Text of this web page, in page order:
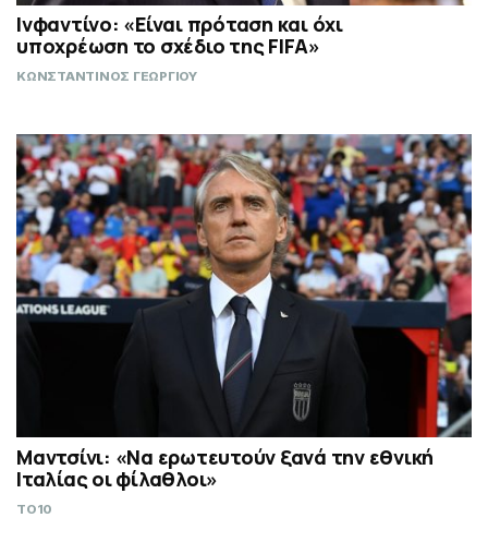
Ινφαντίνο: «Είναι πρόταση και όχι
υποχρέωση το σχέδιο της FIFA»
ΚΩΝΣΤΑΝΤΙΝΟΣ ΓΕΩΡΓΙΟΥ
Μαντσίνι: «Να ερωτευτούν ξανά την εθνική
Ιταλίας οι φίλαθλοι»
TO10